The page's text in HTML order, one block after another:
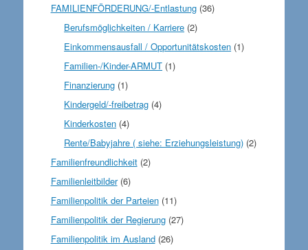
FAMILIENFÖRDERUNG/-Entlastung(36)
Berufsmöglichkeiten / Karriere (2)
Einkommensausfall / Opportunitätskosten (1)
Familien-/Kinder-ARMUT (1)
Finanzierung (1)
Kindergeld/-freibetrag (4)
Kinderkosten (4)
Rente/Babyjahre ( siehe: Erziehungsleistung) (2)
Familienfreundlichkeit(2)
Familienleitbilder(6)
Familienpolitik der Parteien(11)
Familienpolitik der Regierung(27)
Familienpolitik im Ausland(26)